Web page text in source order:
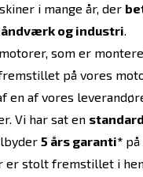
i mange år, der
og industri.
som er
på vores
en af vores
Vi har sat en
5 års garanti*på
er stolt fremstillet i